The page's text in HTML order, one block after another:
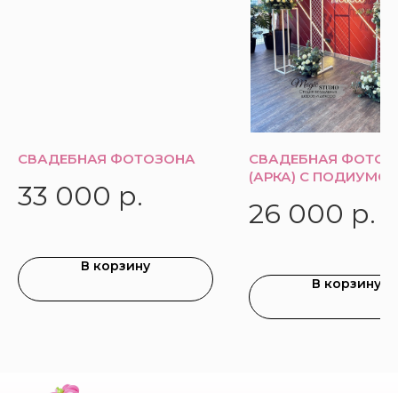
СВАДЕБНАЯ ФОТОЗОНА
33 000 р.
В корзину
СВАДЕБНАЯ
(АРКА) С
26 000 р.
В корзину